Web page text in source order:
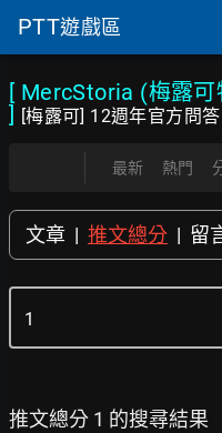
PTT遊戲區
[ MercStoria (梅露
]
[梅露可] 12週年官方問答
最新 熱門
文章 | 推文總分 | 留
推文總分 1 的搜尋結果